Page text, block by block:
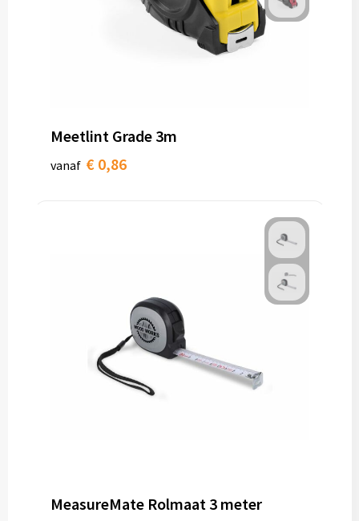
Meetlint Grade 3m
vanaf € 0,86
MeasureMate Rolmaat 3 meter